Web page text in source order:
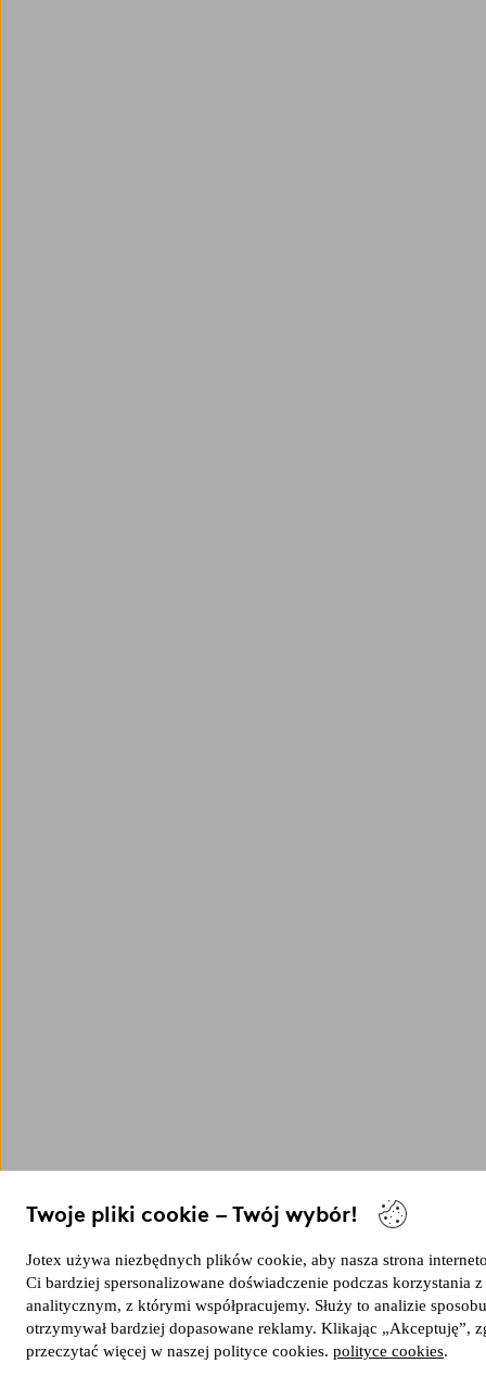
Twoje pliki cookie – Twój wybór!
Jotex używa niezbędnych plików cookie, aby nasza strona
Ci bardziej spersonalizowane doświadczenie podczas
analitycznym, z którymi współpracujemy. Służy to analizie
otrzymywał bardziej dopasowane reklamy. Klikając „Akceptuję”,
przeczytać więcej w naszej polityce cookies. polityce cookies.